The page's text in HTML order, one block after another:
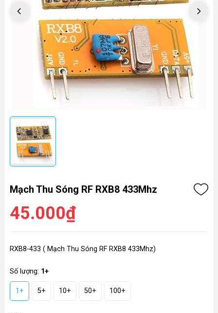
Mạch Thu Sóng RF RXB8 433Mhz
45.000₫
RXB8-433 ( Mạch Thu Sóng RF RXB8 433Mhz)
Số lượng: 1+
1+ 5+ 10+ 50+ 100+